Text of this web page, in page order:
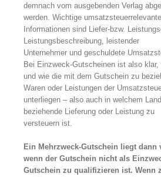
demnach vom ausgebenden Verlag
werden. Wichtige umsatzsteuerrelevante
Informationen sind Liefer-bzw.
Leistungsbeschreibung, leistender
Unternehmer und geschuldete
Bei Einzweck-Gutscheinen ist also klar,
und wie die mit dem Gutschein zu
Waren oder Leistungen der
unterliegen – also auch in welchem
beziehende Lieferung oder Leistung zu
versteuern ist.
Ein Mehrzweck-Gutschein liegt dann
wenn der Gutschein nicht als
Gutschein zu qualifizieren ist. Wenn